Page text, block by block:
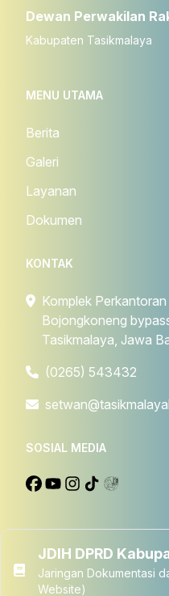
Dewan Perwakilan
Kabupaten Tasikmalaya
MENU UTAMA
Berita
Galeri
Layanan
Dokumen
KONTAK
Komplek
Bojongkoneng
Tasikmalaya, Jawa
(0265) 543432
SOSIAL MEDIA
JDIH DPRD
Jaringan Dokumentasi
Website)